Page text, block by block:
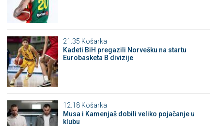
21:35 Košarka
Kadeti BiH pregazili Norvešku na startu
Eurobasketa B divizije
12:18 Košarka
Musa i Kamenjaš dobili veliko pojačanje u
klubu